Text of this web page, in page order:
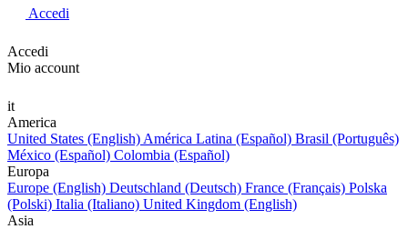
Accedi
Accedi
Mio account
it
America
United States (English) América Latina (Español) Brasil (Português)
México (Español) Colombia (Español)
Europa
Europe (English) Deutschland (Deutsch) France (Français) Polska
(Polski) Italia (Italiano) United Kingdom (English)
Asia